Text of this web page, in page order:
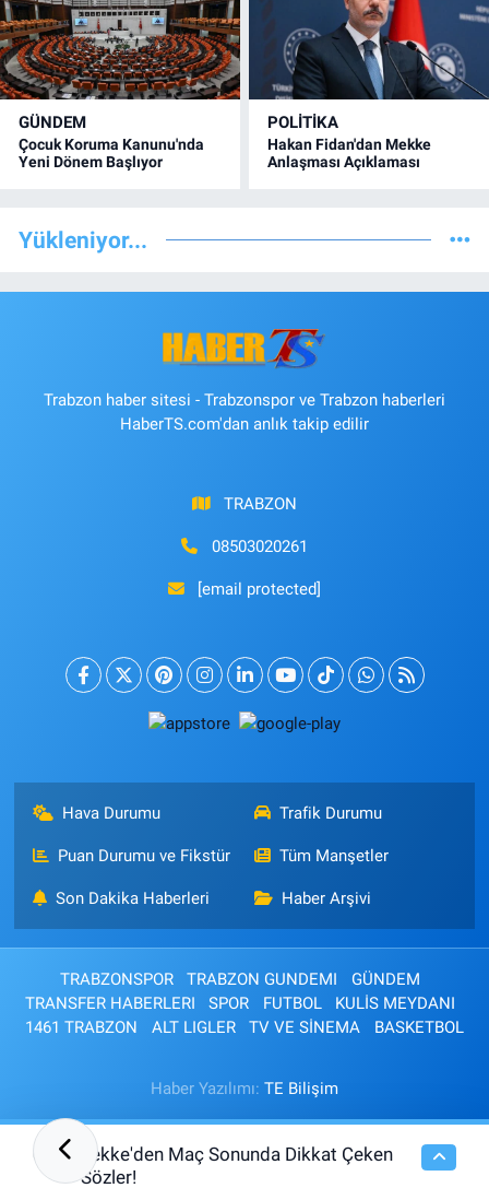
GÜNDEM
Çocuk Koruma Kanunu'nda
Yeni Dönem Başlıyor
POLİTİKA
Hakan Fidan'dan Mekke
Anlaşması Açıklaması
Yükleniyor...
Trabzon haber sitesi - Trabzonspor ve Trabzon haberleri
HaberTS.com'dan anlık takip edilir
TRABZON
08503020261
[email protected]
Hava Durumu Trafik Durumu
Puan Durumu ve Fikstür Tüm Manşetler
Son Dakika Haberleri Haber Arşivi
TRABZONSPOR TRABZON GUNDEMI
GÜNDEM
TRANSFER HABERLERI
SPOR FUTBOL
KULİS MEYDANI
1461 TRABZON
ALT LIGLER TV VE SİNEMA BASKETBOL
Haber Yazılımı: TE Bilişim
00:21
Tekke'den Maç Sonunda Dikkat Çeken
Sözler!